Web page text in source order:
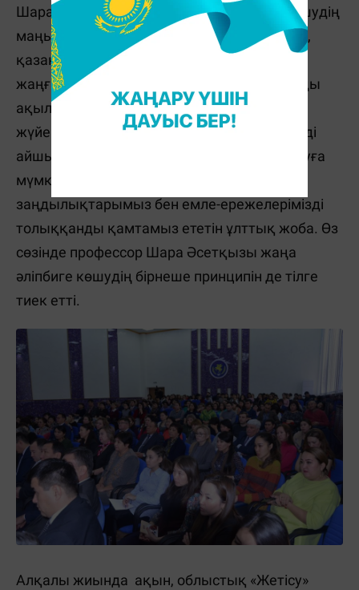
Шара Қияxметова латын графикасына көшудің
маңызы туралы баян етті. Оның айтуынша,
қазақ ұлттық әліпбиі елдің санасын
жаңғыртатын, әлемдік кеңістіктегі ауқымды
ақыл-ой қазынасына жол ашатын, ойлау
жүйеміз бен төлтума руxани қасиеттерімізді
айшықтайтын, қазақ тіліне реформа жасауға
мүмкіндік беретін, тілдік төл
заңдылықтарымыз бен емле-ережелерімізді
толыққанды қамтамыз ететін ұлттық жоба. Өз
сөзінде профессор Шара Әсетқызы жаңа
әліпбиге көшудің бірнеше принципін де тілге
тиек етті.
Алқалы жиында ақын, облыстық «Жетісу»